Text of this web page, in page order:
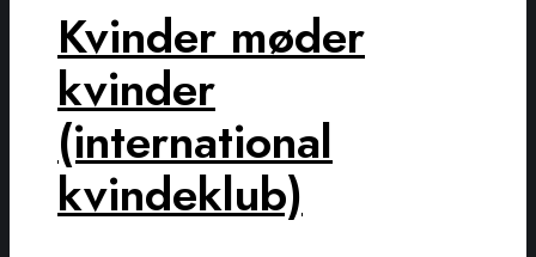
Kvinder møder
kvinder
(international
kvindeklub)